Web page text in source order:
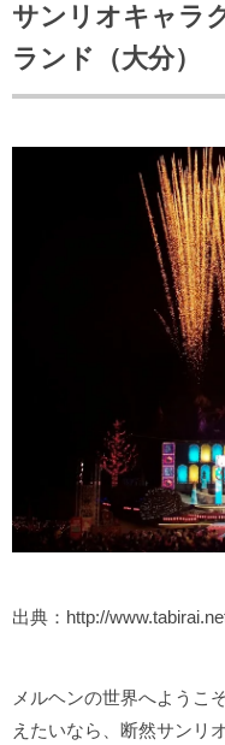
サンリオキャラ
ランド（大分）
出典：http://
メルヘンの世界へようこ
えたいなら、断然サンリ